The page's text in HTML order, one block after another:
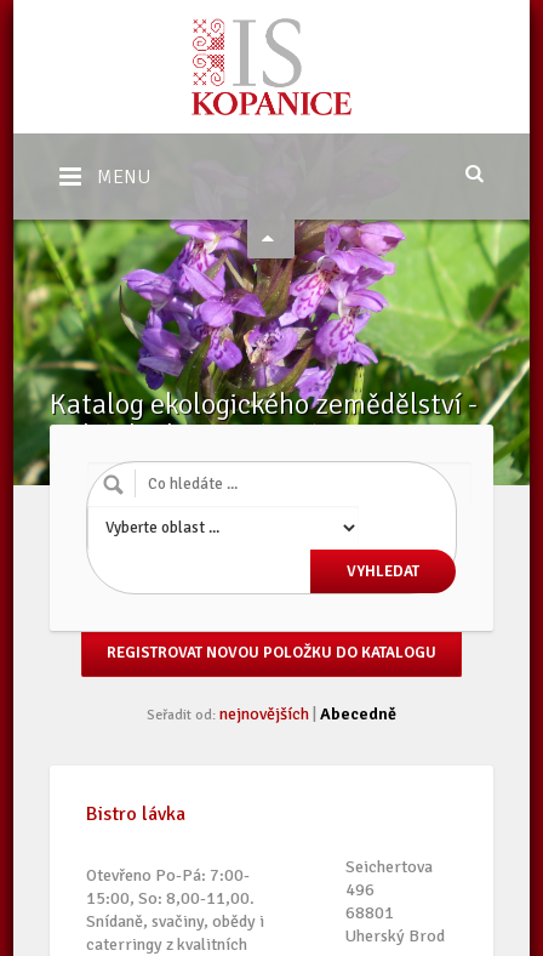
MENU
Katalog ekologického zemědělství -
Další služby a zařízení EZ
/ Katalog subjektů Subjekty
REGISTROVAT NOVOU POLOŽKU DO KATALOGU
Seřadit od: nejnovějších Abecedně
Seichertova
496
68801
Uherský Brod
Bistro lávka
Otevřeno Po-Pá: 7:00-
15:00, So: 8,00-11,00.
Snídaně, svačiny, obědy i
caterringy z kvalitních